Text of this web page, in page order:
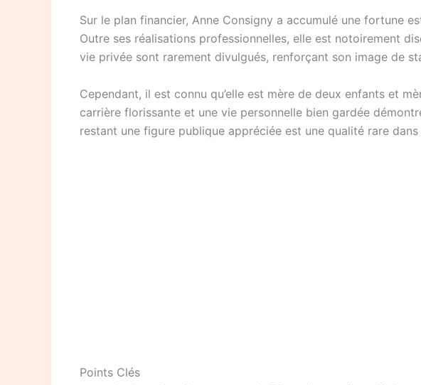
Sur le plan financier, Anne Consigny a accumulé une fortune
Outre ses réalisations professionnelles, elle est notoirement
vie privée sont rarement divulgués, renforçant son image de
Cependant, il est connu qu’elle est mère de deux enfants et
carrière florissante et une vie personnelle bien gardée
restant une figure publique appréciée est une qualité rare
Points Clés